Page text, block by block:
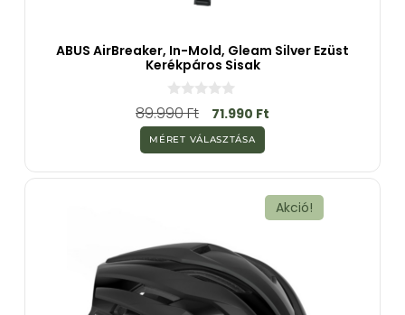
ABUS AirBreaker, In-Mold, Gleam Silver Ezüst
Kerékpáros Sisak
0
a
5
-
b
ő
89.990Ft 71.990 Ft
MÉRET VÁLASZTÁSA
Akció!